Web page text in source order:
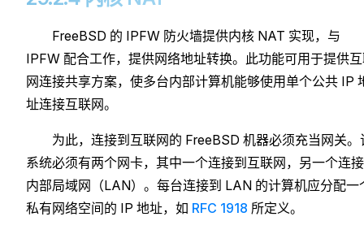
FreeBSD 的 IPFW 防火墙提供内核 NAT 实现，与
IPFW 配合工作，提供网络地址转换。此功能可用于提供
网连接共享方案，使多台内部计算机能够使用单个公共 IP
址连接互联网。
为此，连接到互联网的 FreeBSD 机器必须充当网关。
系统必须有两个网卡，其中一个连接到互联网，另一个连
内部局域网（LAN）。每台连接到 LAN 的计算机应分配一
私有网络空间的 IP 地址，如 RFC 1918 所定义。